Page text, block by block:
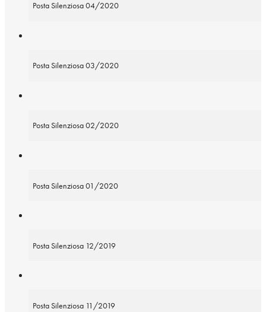
Posta Silenziosa 04/2020
Posta Silenziosa 03/2020
Posta Silenziosa 02/2020
Posta Silenziosa 01/2020
Posta Silenziosa 12/2019
Posta Silenziosa 11/2019